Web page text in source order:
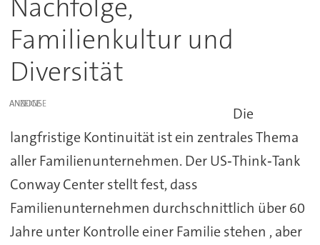
Nachfolge,
Familienkultur und
Diversität
ANZEIGE
Die
langfristige Kontinuität ist ein zentrales Thema
aller Familienunternehmen. Der US‑Think‑Tank
Conway Center stellt fest, dass
Familienunternehmen durchschnittlich über 60
Jahre unter Kontrolle einer Familie stehen , aber